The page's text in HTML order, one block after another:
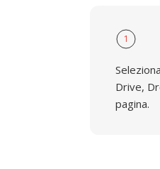
1
Drive,
pagina.